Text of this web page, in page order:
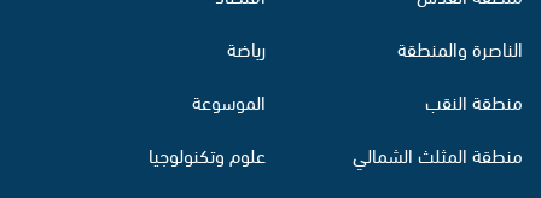
الناصرة والمنطقة
منطقة النقب
منطقة المثلث الشمالي
رياضة
الموسوعة
علوم وتكنولوجيا